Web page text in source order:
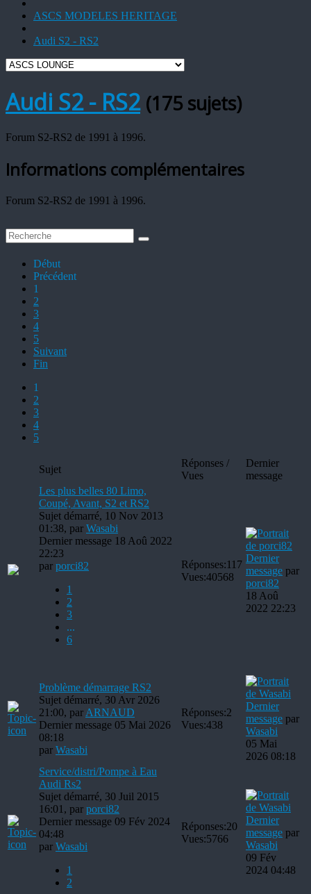
ASCS MODELES HERITAGE
Audi S2 - RS2
Audi S2 - RS2 (175 sujets)
Forum S2-RS2 de 1991 à 1996.
Informations complémentaires
Forum S2-RS2 de 1991 à 1996.
Début
Précédent
1
2
3
4
5
Suivant
Fin
1
2
3
4
5
Sujet
Réponses /
Vues
Dernier
message
Les plus belles 80 Limo,
Coupé, Avant, S2 et RS2
Sujet démarré, 10 Nov 2013
01:38, par Wasabi
Dernier message 18 Aoû 2022
22:23
par porci82
1
2
3
...
6
Réponses:117
Vues:40568
Dernier
message par
porci82
18 Aoû
2022 22:23
Problème démarrage RS2
Sujet démarré, 30 Avr 2026
21:00, par ARNAUD
Dernier message 05 Mai 2026
08:18
par Wasabi
Réponses:2
Vues:438
Dernier
message par
Wasabi
05 Mai
2026 08:18
Service/distri/Pompe à Eau
Audi Rs2
Sujet démarré, 30 Juil 2015
16:01, par porci82
Dernier message 09 Fév 2024
04:48
par Wasabi
1
2
Réponses:20
Vues:5766
Dernier
message par
Wasabi
09 Fév
2024 04:48